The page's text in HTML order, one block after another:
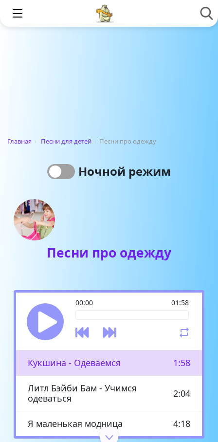
Главная › Песни для детей › Песни про одежду
Ночной режим
Песни про одежду
00:00 01:58
Кукшина - Одеваемся 1:58
Литл Бэйби Бам - Учимся
одеваться
2:04
Я маленькая модница 4:18